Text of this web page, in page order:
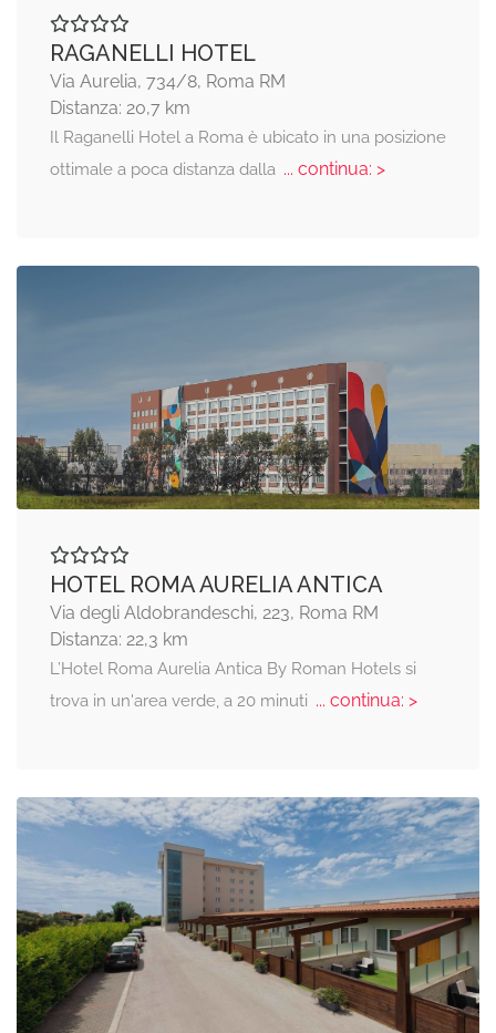
RAGANELLI HOTEL
Via Aurelia, 734/8, Roma RM
Distanza: 20,7 km
Il Raganelli Hotel a Roma è ubicato in una posizione
ottimale a poca distanza dalla... continua: >
HOTEL ROMA AURELIA ANTICA
Via degli Aldobrandeschi, 223, Roma RM
Distanza: 22,3 km
L’Hotel Roma Aurelia Antica By Roman Hotels si
trova in un'area verde, a 20 minuti ... continua: >